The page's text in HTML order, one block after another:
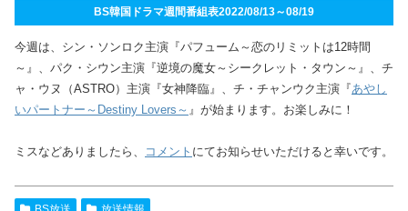
BS韓国ドラマ週間番組表2022/08/13～08/19
今週は、シン・ソンロク主演『パフューム～恋のリミットは12時間
～』、パク・シウン主演『逆境の魔女～シークレット・タウン～』、チ
ャ・ウヌ（ASTRO）主演『女神降臨』、チ・チャンウク主演『あやし
いパートナー～Destiny Lovers～ 』が始まります。お楽しみに！
ミスなどありましたら、 コメント にてお知らせいただけると幸いです。